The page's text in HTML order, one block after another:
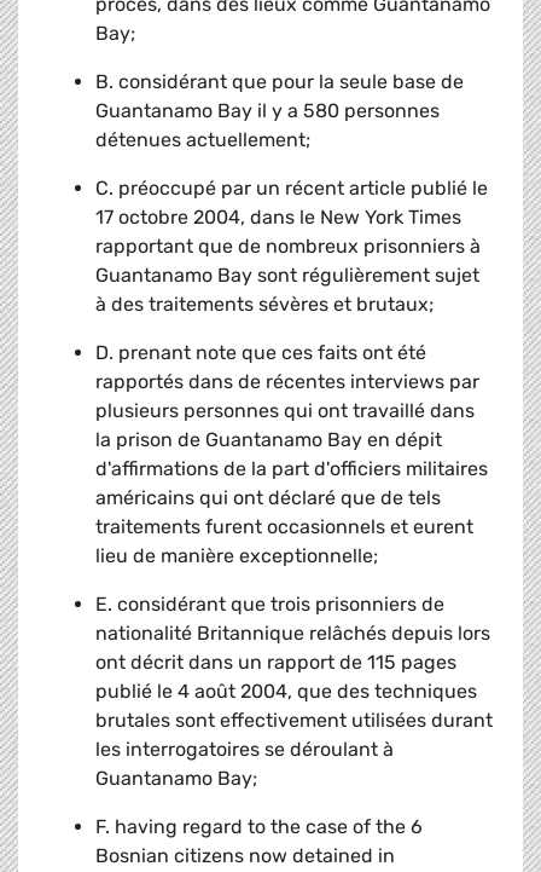
Bay;
B. considérant que pour la seule base de
Guantanamo Bay il y a 580 personnes
détenues actuellement;
C. préoccupé par un récent article publié le
17 octobre 2004, dans le New York Times
rapportant que de nombreux prisonniers à
Guantanamo Bay sont régulièrement sujet
à des traitements sévères et brutaux;
D. prenant note que ces faits ont été
rapportés dans de récentes interviews par
plusieurs personnes qui ont travaillé dans
la prison de Guantanamo Bay en dépit
d'affirmations de la part d'officiers militaires
américains qui ont déclaré que de tels
traitements furent occasionnels et eurent
lieu de manière exceptionnelle;
E. considérant que trois prisonniers de
nationalité Britannique relâchés depuis lors
ont décrit dans un rapport de 115 pages
publié le 4 août 2004, que des techniques
brutales sont effectivement utilisées durant
les interrogatoires se déroulant à
Guantanamo Bay;
F. having regard to the case of the 6
Bosnian citizens now detained in